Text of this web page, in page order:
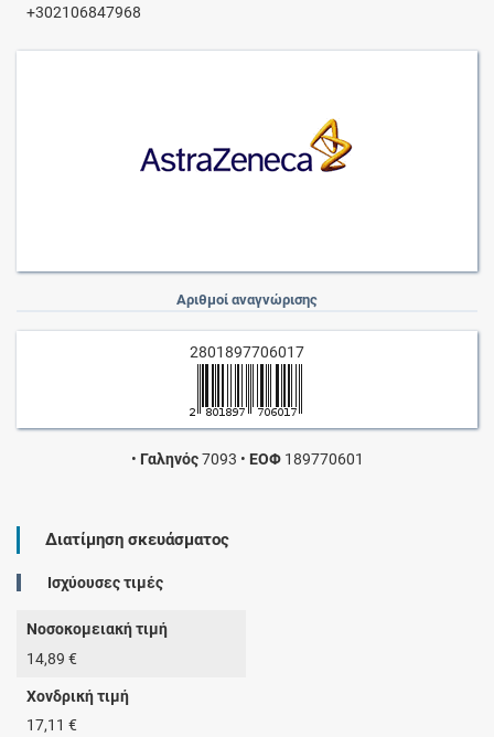
+302106847968
Αριθμοί αναγνώρισης
2801897706017
• Γαληνός7093 • ΕΟΦ189770601
Διατίμηση σκευάσματος
Ισχύουσες τιμές
Νοσοκομειακή τιμή
14,89 €
Χονδρική τιμή
17,11 €